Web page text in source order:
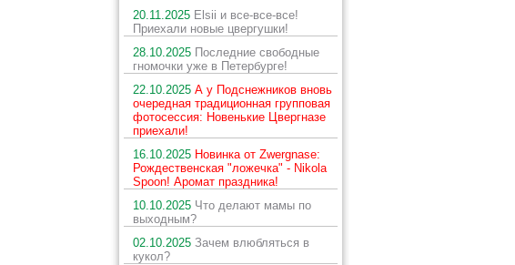
20.11.2025 Elsii и все-все-все!
Приехали новые цвергушки!
28.10.2025 Последние свободные
гномочки уже в Петербурге!
22.10.2025 А у Подснежников вновь
очередная традиционная групповая
фотосессия: Новенькие Цвергназе
приехали!
16.10.2025 Новинка от Zwergnase:
Рождественская "ложечка" - Nikola
Spoon! Аромат праздника!
10.10.2025 Что делают мамы по
выходным?
02.10.2025 Зачем влюбляться в
кукол?